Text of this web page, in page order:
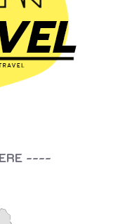
----